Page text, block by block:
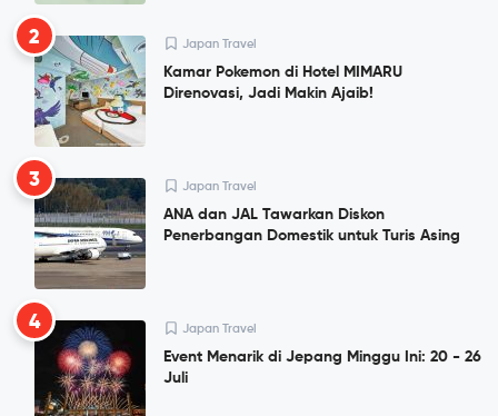
2 Japan Travel
Kamar Pokemon di Hotel MIMARU
Direnovasi, Jadi Makin Ajaib!
3 Japan Travel
ANA dan JAL Tawarkan Diskon
Penerbangan Domestik untuk Turis Asing
4 Japan Travel
Event Menarik di Jepang Minggu Ini: 20 - 26
Juli